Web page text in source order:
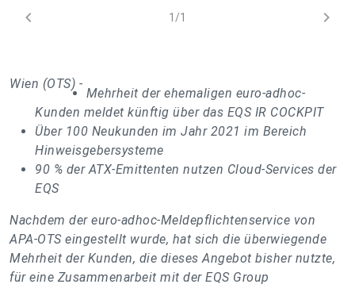
chevron_left 1/1 chevron_right
Wien (OTS) -
Mehrheit der ehemaligen euro-adhoc-
Kunden meldet künftig über das EQS IR COCKPIT
Über 100 Neukunden im Jahr 2021 im Bereich
Hinweisgebersysteme
90 % der ATX-Emittenten nutzen Cloud-Services der
EQS
Nachdem der euro-adhoc-Meldepflichtenservice von
APA-OTS eingestellt wurde, hat sich die überwiegende
Mehrheit der Kunden, die dieses Angebot bisher nutzte,
für eine Zusammenarbeit mit der EQS Group